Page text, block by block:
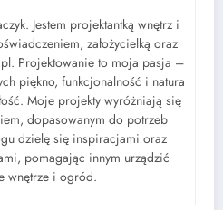
Jestem projektantką wnętrz i
założycielką oraz
Projektowanie to moja pasja –
piękno, funkcjonalność i natura
Moje projekty wyróżniają się
dopasowanym do potrzeb
dzielę się inspiracjami oraz
pomagając innym urządzić
wnętrze i ogród.